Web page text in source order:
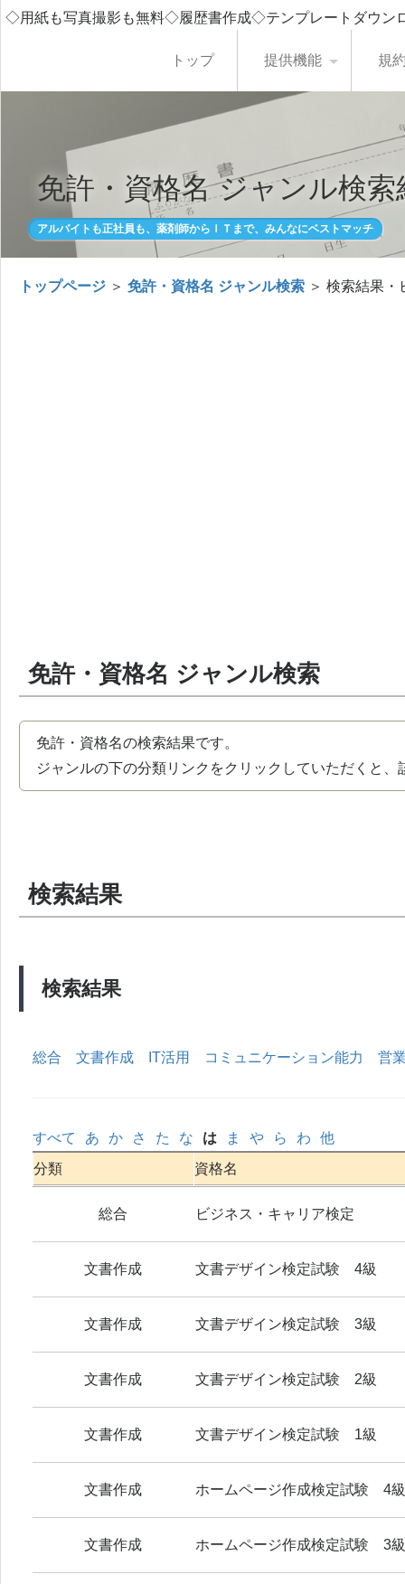
◇用紙も写真撮影も無料◇履歴書作成◇テンプレートダウ
トップ 提供機能 規
免許・資格名 ジャンル検索
アルバイトも正社員も、薬剤師からＩＴまで、みんなにベストマッチ
トップページ ＞ 免許・資格名 ジャンル検索 ＞ 検索結果
免許・資格名 ジャンル検索
免許・資格名の検索結果です。
ジャンルの下の分類リンクをクリックしていただくと
検索結果
検索結果
総合 文書作成 IT活用 コミュニケーション能力 営
すべて あ か さ た な は ま や ら わ
他
分類
資格名
総合 ビジネス・キャリア検定
文書作成 文書デザイン検定試験 4級
文書作成 文書デザイン検定試験 3級
文書作成 文書デザイン検定試験 2級
文書作成 文書デザイン検定試験 1級
文書作成 ホームページ作成検定試験 4級
文書作成 ホームページ作成検定試験 3級